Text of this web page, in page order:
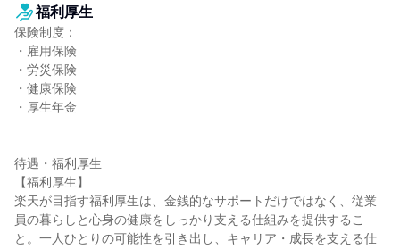
福利厚生
保険制度：
・雇用保険
・労災保険
・健康保険
・厚生年金
待遇・福利厚生
【福利厚生】
楽天が目指す福利厚生は、金銭的なサポートだけではなく、従業
員の暮らしと心身の健康をしっかり支える仕組みを提供するこ
と。一人ひとりの可能性を引き出し、キャリア・成長を支える仕